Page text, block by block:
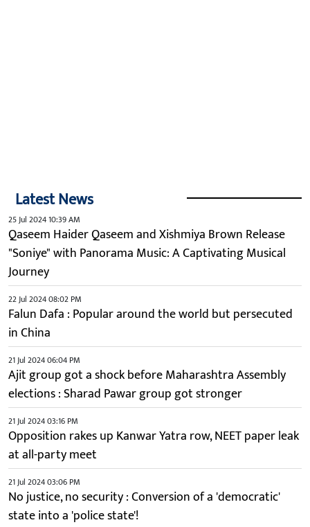
Latest News
25 Jul 2024 10:39 AM
Qaseem Haider Qaseem and Xishmiya Brown Release
"Soniye" with Panorama Music: A Captivating Musical
Journey
22 Jul 2024 08:02 PM
Falun Dafa : Popular around the world but persecuted
in China
21 Jul 2024 06:04 PM
Ajit group got a shock before Maharashtra Assembly
elections : Sharad Pawar group got stronger
21 Jul 2024 03:16 PM
Opposition rakes up Kanwar Yatra row, NEET paper leak
at all-party meet
21 Jul 2024 03:06 PM
No justice, no security : Conversion of a 'democratic'
state into a 'police state'!